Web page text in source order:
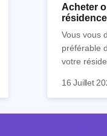
Acheter
Vous vous
préférable
votre
pour
la règle
fenêtres"
16 Juillet